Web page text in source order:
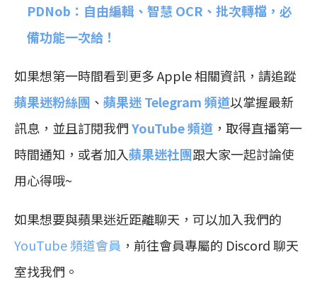
PDNob：自由編輯、智慧 OCR、批次轉檔，必
備功能一次給！
如果想第一時間看到更多 Apple 相關資訊，請追蹤
蘋果迷粉絲團 、 蘋果迷 Telegram 頻道以掌握最新
訊息，並且訂閱我們YouTube 頻道 ，取得直播第一
時間通知，或者加入蘋果迷社團跟大家一起討論使
用心得哦~
如果想要與蘋果迷近距離聊天，可以加入我們的
YouTube 頻道會員 ，前往會員專屬的 Discord 聊天
室找我們。